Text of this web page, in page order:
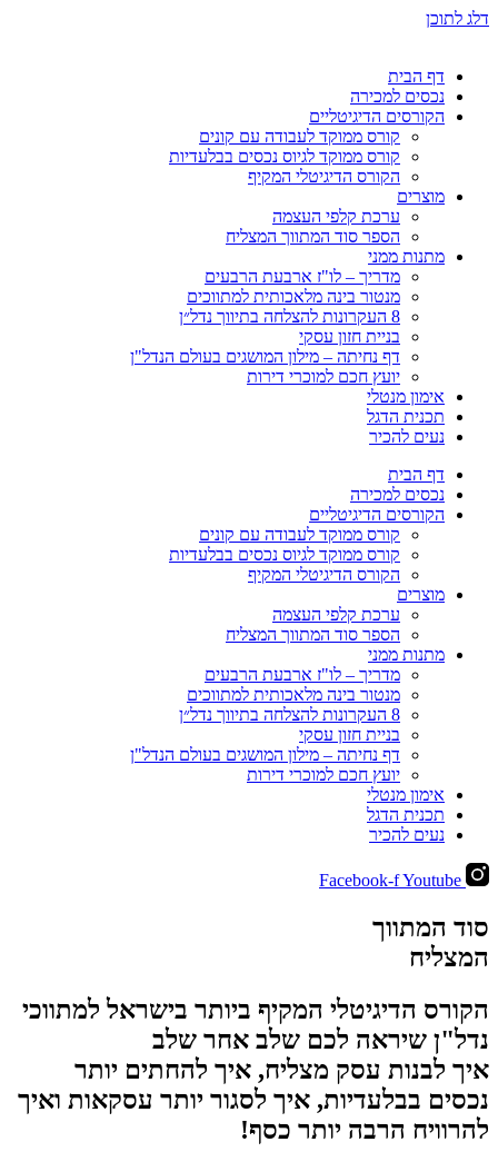
דלג לתוכן
דף הבית
נכסים למכירה
הקורסים הדיגיטליים
קורס ממוקד לעבודה עם קונים
קורס ממוקד לגיוס נכסים בבלעדיות
הקורס הדיגיטלי המקיף
מוצרים
ערכת קלפי העצמה
הספר סוד המתווך המצליח
מתנות ממני
מדריך – לו"ז ארבעת הרבעים
מנטור בינה מלאכותית למתווכים
8 העקרונות להצלחה בתיווך נדל״ן
בניית חזון עסקי
דף נחיתה – מילון המושגים בעולם הנדל"ן
יועץ חכם למוכרי דירות
אימון מנטלי
תכנית הדגל
נעים להכיר
דף הבית
נכסים למכירה
הקורסים הדיגיטליים
קורס ממוקד לעבודה עם קונים
קורס ממוקד לגיוס נכסים בבלעדיות
הקורס הדיגיטלי המקיף
מוצרים
ערכת קלפי העצמה
הספר סוד המתווך המצליח
מתנות ממני
מדריך – לו"ז ארבעת הרבעים
מנטור בינה מלאכותית למתווכים
8 העקרונות להצלחה בתיווך נדל״ן
בניית חזון עסקי
דף נחיתה – מילון המושגים בעולם הנדל"ן
יועץ חכם למוכרי דירות
אימון מנטלי
תכנית הדגל
נעים להכיר
Facebook-fYoutube
סוד המתווך
המצליח
הקורס הדיגיטלי המקיף ביותר בישראל למתווכי
נדל"ן שיראה לכם שלב אחר שלב
איך לבנות עסק מצליח, איך להחתים יותר
נכסים בבלעדיות, איך לסגור יותר עסקאות ואיך
להרוויח הרבה יותר כסף!